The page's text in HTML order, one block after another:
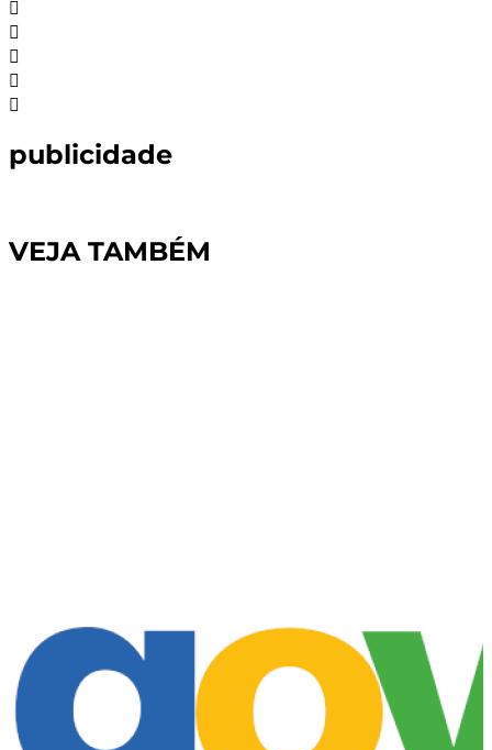
publicidade
VEJA TAMBÉM